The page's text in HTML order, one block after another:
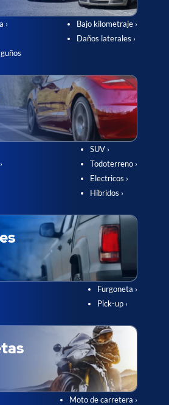
›
Bajo kilometraje ›
Daños laterales ›
SUV ›
Todoterreno ›
Electricos ›
Híbridos ›
Furgoneta ›
Pick-up ›
Moto de carretera ›